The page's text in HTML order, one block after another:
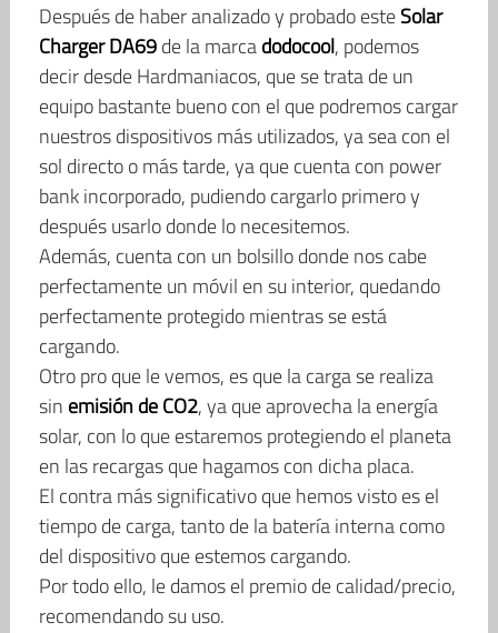
Después de haber analizado y probado esteSolar
Charger DA69de la marcadodocool, podemos
decir desde Hardmaniacos, que se trata de un
equipo bastante bueno con el que podremos cargar
nuestros dispositivos más utilizados, ya sea con el
sol directo o más tarde, ya que cuenta con power
bank incorporado, pudiendo cargarlo primero y
después usarlo donde lo necesitemos.
Además, cuenta con un bolsillo donde nos cabe
perfectamente un móvil en su interior, quedando
perfectamente protegido mientras se está
cargando.
Otro pro que le vemos, es que la carga se realiza
sin emisión de CO2, ya que aprovecha la energía
solar, con lo que estaremos protegiendo el planeta
en las recargas que hagamos con dicha placa.
El contra más significativo que hemos visto es el
tiempo de carga, tanto de la batería interna como
del dispositivo que estemos cargando.
Por todo ello, le damos el premio de calidad/precio,
recomendando su uso.